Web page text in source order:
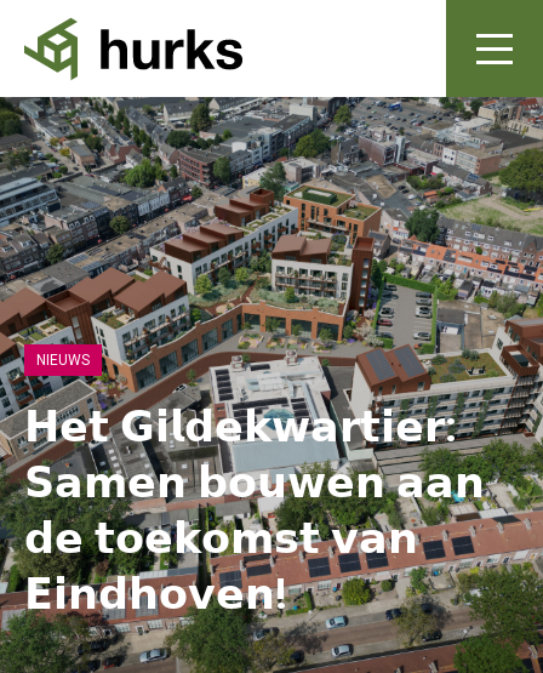
NIEUWS
𝗛𝗲𝘁 𝗚𝗶𝗹𝗱𝗲𝗸𝘄𝗮𝗿𝘁𝗶𝗲𝗿:
𝗦𝗮𝗺𝗲𝗻 𝗯𝗼𝘂𝘄𝗲𝗻 𝗮𝗮𝗻
𝗱𝗲 𝘁𝗼𝗲𝗸𝗼𝗺𝘀𝘁 𝘃𝗮𝗻
𝗘𝗶𝗻𝗱𝗵𝗼𝘃𝗲𝗻!